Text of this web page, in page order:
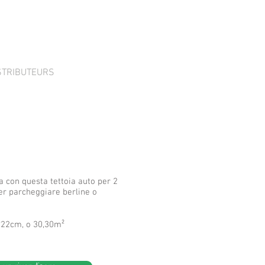
con questa tettoia auto per 2
parcheggiare berline o
o 30,30m²